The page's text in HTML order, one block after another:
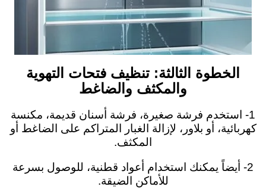
الخطوة الثالثة: تنظيف فتحات التهوية
والمكثف والضاغط
1- استخدم فرشة صغيرة، فرشة أسنان قديمة، مكنسة
كهربائية، أو بلاور، لإزالة الغبار المتراكم على الضاغط أو
المكثف.
2- أيضاً يمكنك استخدام أعواد قطنية، للوصول بسرعة
للأماكن الضيقة.